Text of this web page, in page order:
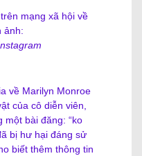
mạng xã hội về
ảnh:
về Marilyn Monroe
của cô diễn viên,
một bài đăng: “ko
bị hư hại đáng sử
biết thêm thông tin